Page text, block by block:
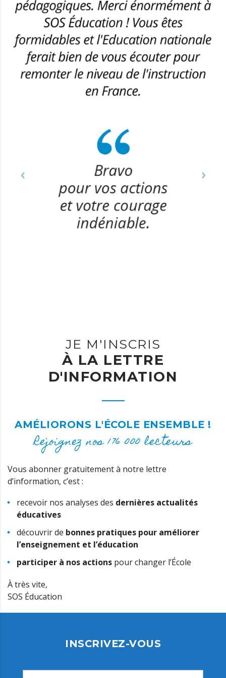
JE M'INSCRIS
À LA LETTRE
D'INFORMATION
AMÉLIORONS L'ÉCOLE ENSEMBLE !
Rejoignez nos 176 000 lecteurs
Vous abonner gratuitement à notre lettre
d’information, c’est :
recevoir nos analyses des dernières actualités
éducatives
découvrir de bonnes pratiques pour améliorer
l’enseignement et l’éducation
participer à nos actions pour changer l’École
À très vite,
SOS Éducation
INSCRIVEZ-VOUS